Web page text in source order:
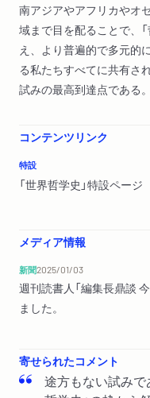
南アジアやアフリカやオ
域まで目を配ることで、
え、より普遍的で多元的
る私たちすべてに共有さ
試みの最高到達点である。
コンテンツリンク
特設
「世界哲学史」特設ページ
メディア情報
新聞2025/01/03
週刊読書人「編集長鼎談
ました。
寄せられたコメント
途方もない試みで